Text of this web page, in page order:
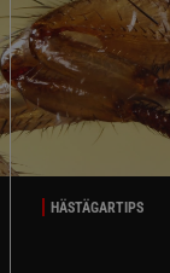
HÄSTÄGARTIPS